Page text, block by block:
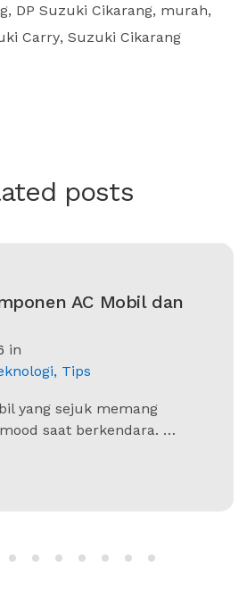
, DP Suzuki Cikarang, murah,
Carry, Suzuki Cikarang
posts
AC Mobil dan
in
, Tips
yang sejuk memang
saat berkendara. …